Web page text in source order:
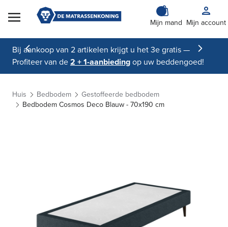
Skip to Content
Mijn mand Mijn account
Bij aankoop van 2 artikelen krijgt u het 3e gratis —
Profiteer van de2 + 1-aanbiedingop uw beddengoed!
Huis Bedbodem
Gestoffeerde bedbodem
Bedbodem Cosmos Deco Blauw - 70x190 cm